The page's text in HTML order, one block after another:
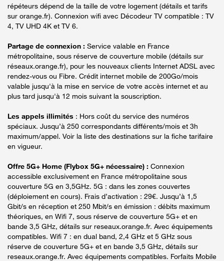
répéteurs dépend de la taille de votre logement (détails et tarifs
sur orange.fr). Connexion wifi avec Décodeur TV compatible : TV
4, TV UHD 4K et TV 6.
Partage de connexion : Service valable en France
métropolitaine, sous réserve de couverture mobile (détails sur
réseaux.orange.fr), pour les nouveaux clients Internet ADSL avec
rendez-vous ou Fibre. Crédit internet mobile de 200Go/mois
valable jusqu'à la mise en service de votre accès internet et au
plus tard jusqu'à 12 mois suivant la souscription.
Les appels illimités : Hors coût du service des numéros
spéciaux. Jusqu’à 250 correspondants différents/mois et 3h
maximum/appel. Voir la liste des destinations sur la fiche tarifaire
en vigueur.
Offre 5G+ Home (Flybox 5G+ nécessaire) : Connexion
accessible exclusivement en France métropolitaine sous
couverture 5G en 3,5GHz. 5G : dans les zones couvertes
(déploiement en cours). Frais d’activation : 29€. Jusqu’à 1,5
Gbit/s en réception et 250 Mbit/s en émission : débits maximum
théoriques, en Wifi 7, sous réserve de couverture 5G+ et en
bande 3,5 GHz, détails sur reseaux.orange.fr. Avec équipements
compatibles. Wifi 7 : en dual band, 2,4 GHz et 5 GHz sous
réserve de couverture 5G+ et en bande 3,5 GHz, détails sur
reseaux.orange.fr. Avec équipements compatibles. Forfaits Mobile